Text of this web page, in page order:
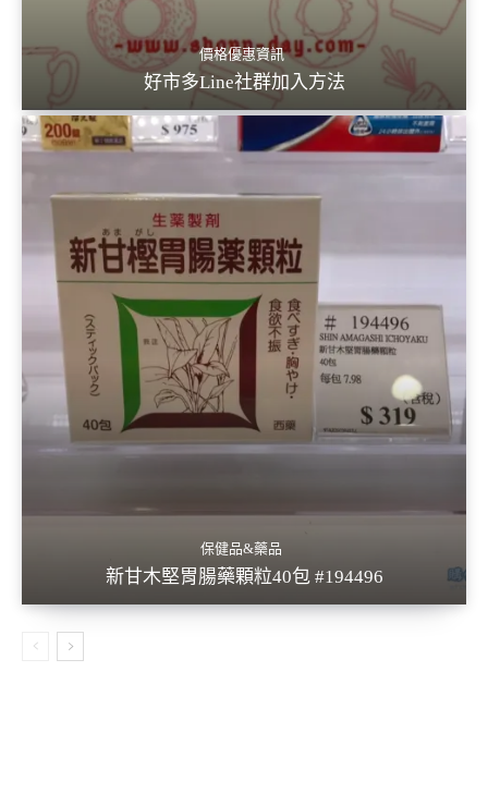
價格優惠資訊
好市多Line社群加入方法
保健品&藥品
新甘木堅胃腸藥顆粒40包 #194496